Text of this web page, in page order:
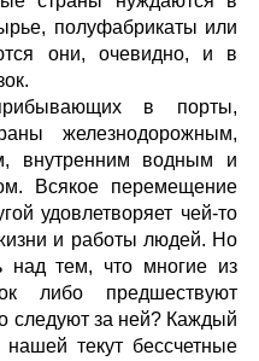
полуфабрикаты или
они, очевидно, и в
в порты,
железнодорожным,
внутренним водным и
Всякое перемещение
удовлетворяет чей-то
и работы людей. Но
над тем, что многие из
либо предшествуют
следуют за ней? Каждый
текут бессчетные